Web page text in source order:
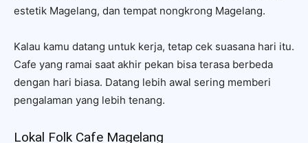
estetik Magelang, dan tempat nongkrong Magelang.
Kalau kamu datang untuk kerja, tetap cek suasana hari itu.
Cafe yang ramai saat akhir pekan bisa terasa berbeda
dengan hari biasa. Datang lebih awal sering memberi
pengalaman yang lebih tenang.
Lokal Folk Cafe Magelang